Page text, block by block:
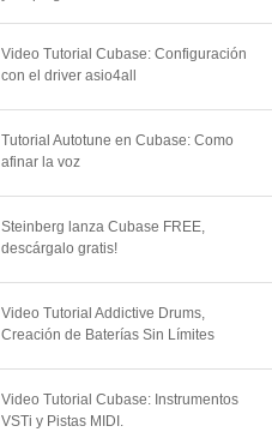
Video Tutorial Cubase: Configuración
con el driver asio4all
Tutorial Autotune en Cubase: Como
afinar la voz
Steinberg lanza Cubase FREE,
descárgalo gratis!
Video Tutorial Addictive Drums,
Creación de Baterías Sin Límites
Video Tutorial Cubase: Instrumentos
VSTi y Pistas MIDI.